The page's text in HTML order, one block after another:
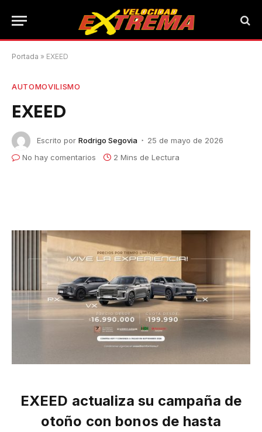
Portada » EXEED
AUTOMOVILISMO
EXEED
Escrito por Rodrigo Segovia
25 de mayo de 2026
No hay comentarios
2 Mins de Lectura
EXEED actualiza su campaña de
otoño con bonos de hasta